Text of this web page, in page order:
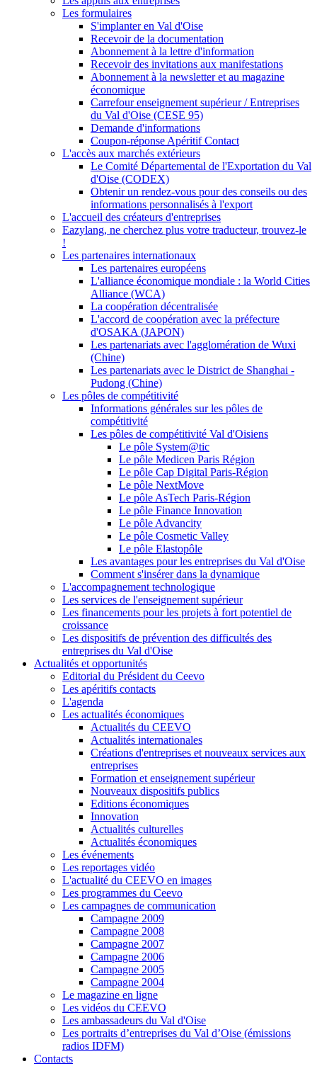
Les formulaires
S'implanter en Val d'Oise
Recevoir de la documentation
Abonnement à la lettre d'information
Recevoir des invitations aux manifestations
Abonnement à la newsletter et au magazine
économique
Carrefour enseignement supérieur / Entreprises
du Val d'Oise (CESE 95)
Demande d'informations
Coupon-réponse Apéritif Contact
L'accès aux marchés extérieurs
Le Comité Départemental de l'Exportation du Val
d'Oise (CODEX)
Obtenir un rendez-vous pour des conseils ou des
informations personnalisés à l'export
L'accueil des créateurs d'entreprises
Eazylang, ne cherchez plus votre traducteur, trouvez-le
!
Les partenaires internationaux
Les partenaires européens
L'alliance économique mondiale : la World Cities
Alliance (WCA)
La coopération décentralisée
L'accord de coopération avec la préfecture
d'OSAKA (JAPON)
Les partenariats avec l'agglomération de Wuxi
(Chine)
Les partenariats avec le District de Shanghai -
Pudong (Chine)
Les pôles de compétitivité
Informations générales sur les pôles de
compétitivité
Les pôles de compétitivité Val d'Oisiens
Le pôle System@tic
Le pôle Medicen Paris Région
Le pôle Cap Digital Paris-Région
Le pôle NextMove
Le pôle AsTech Paris-Région
Le pôle Finance Innovation
Le pôle Advancity
Le pôle Cosmetic Valley
Le pôle Elastopôle
Les avantages pour les entreprises du Val d'Oise
Comment s'insérer dans la dynamique
L'accompagnement technologique
Les services de l'enseignement supérieur
Les financements pour les projets à fort potentiel de
croissance
Les dispositifs de prévention des difficultés des
entreprises du Val d'Oise
Actualités et opportunités
Editorial du Président du Ceevo
Les apéritifs contacts
L'agenda
Les actualités économiques
Actualités du CEEVO
Actualités internationales
Créations d'entreprises et nouveaux services aux
entreprises
Formation et enseignement supérieur
Nouveaux dispositifs publics
Editions économiques
Innovation
Actualités culturelles
Actualités économiques
Les événements
Les reportages vidéo
L'actualité du CEEVO en images
Les programmes du Ceevo
Les campagnes de communication
Campagne 2009
Campagne 2008
Campagne 2007
Campagne 2006
Campagne 2005
Campagne 2004
Le magazine en ligne
Les vidéos du CEEVO
Les ambassadeurs du Val d'Oise
Les portraits d’entreprises du Val d’Oise (émissions
radios IDFM)
Contacts